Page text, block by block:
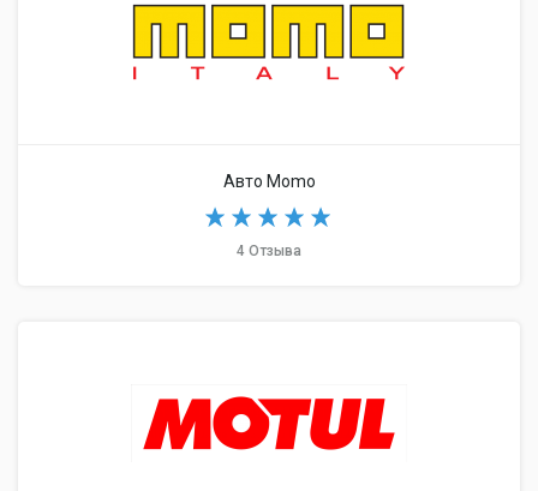
Авто Momo
4 Отзыва